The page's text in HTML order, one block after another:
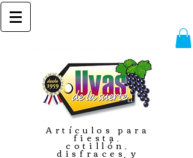
Artículos para
fiesta,
cotillón,
disfraces y